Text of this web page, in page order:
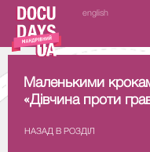
english
Маленькими
«Дівчина проти
НАЗАД В РОЗДIЛ